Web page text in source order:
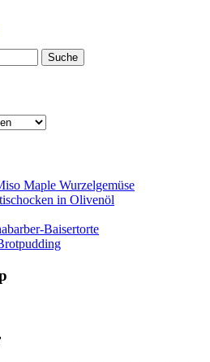
Maple Wurzelgemüse
in Olivenöl
Baisertorte